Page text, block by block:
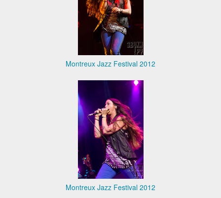
Montreux Jazz Festival 2012
Montreux Jazz Festival 2012